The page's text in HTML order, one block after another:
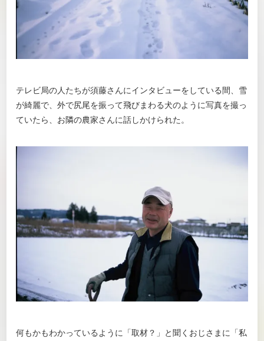
テレビ局の人たちが須藤さんにインタビューをしている間、雪
が綺麗で、外で尻尾を振って飛びまわる犬のように写真を撮っ
ていたら、お隣の農家さんに話しかけられた。
何もかもわかっているように「取材？」と聞くおじさまに「私